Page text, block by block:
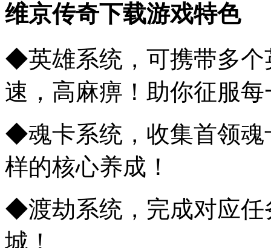
维京传奇下载游戏特色
◆英雄系统，可携带多个
速，高麻痹！助你征服每
◆魂卡系统，收集首领魂
样的核心养成！
◆渡劫系统，完成对应任
城！